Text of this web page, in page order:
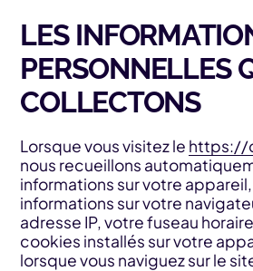
LES
PERSONNELLES
COLLECTONS
Lorsque vous visitez le https://
nous recueillons
informations sur votre
informations sur votre
adresse IP, votre fuseau
cookies installés sur votre
lorsque vous naviguez sur le